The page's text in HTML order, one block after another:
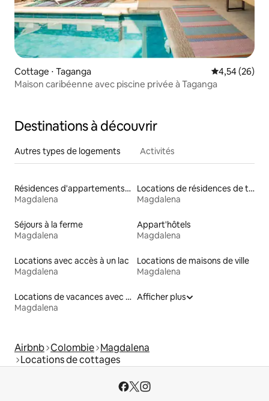
Cottage ⋅ Taganga Évaluation
4,54 (26)
Maison caribéenne avec piscine privée à Taganga
Destinations à découvrir
Autres types de logements Activités
Résidences d'appartements en location
Magdalena
Locations de résidences de tourisme
Magdalena
Séjours à la ferme
Magdalena
Appart'hôtels
Magdalena
Locations avec accès à un lac
Magdalena
Locations de maisons de ville
Magdalena
Locations de vacances avec piscine
Magdalena
Afficher plus
Airbnb Colombie Magdalena
Locations de cottages